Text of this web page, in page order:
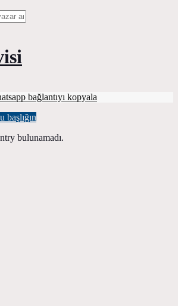
bağlantıyı kopyala
başlığın
bulunamadı.